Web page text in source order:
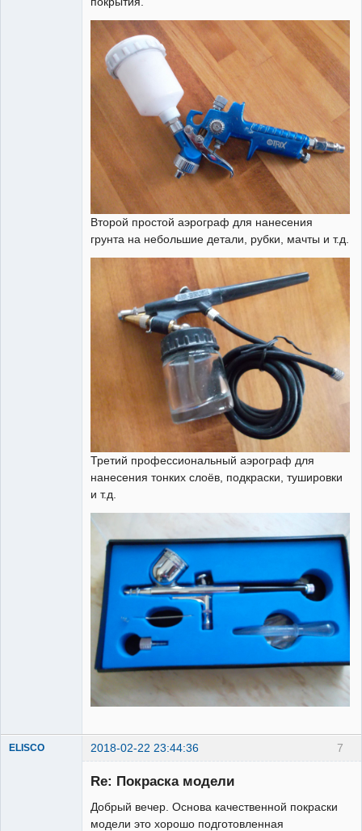
Второй простой аэрограф для нанесения
грунта на небольшие детали, рубки, мачты и т.д.
Третий профессиональный аэрограф для
нанесения тонких слоёв, подкраски, тушировки
и т.д.
7
ELISCO 2018-02-22 23:44:36
Re: Покраска модели
Добрый вечер. Основа качественной покраски
модели это хорошо подготовленная